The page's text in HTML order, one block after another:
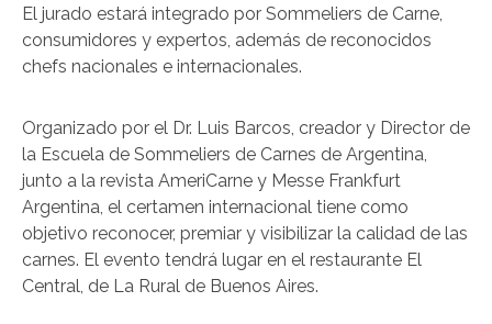
El jurado estará integrado por Sommeliers de Carne,
consumidores y expertos, además de reconocidos
chefs nacionales e internacionales.
Organizado por el Dr. Luis Barcos, creador y Director de
la Escuela de Sommeliers de Carnes de Argentina,
junto a la revista AmeriCarne y Messe Frankfurt
Argentina, el certamen internacional tiene como
objetivo reconocer, premiar y visibilizar la calidad de las
carnes. El evento tendrá lugar en el restaurante El
Central, de La Rural de Buenos Aires.